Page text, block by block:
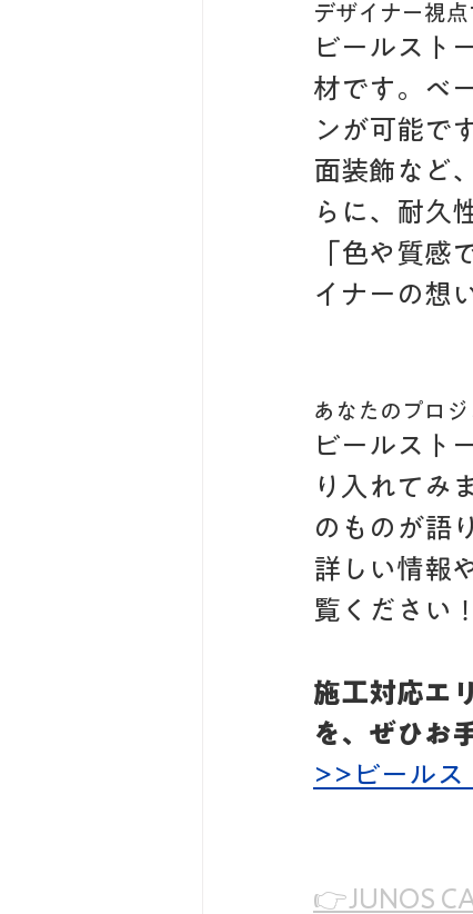
デザイナー視
ビールスト
材です。ベ
ンが可能で
面装飾など、
らに、耐久
「色や質感
イナーの想
あなたのプロ
ビールスト
り入れてみ
のものが語
詳しい情報
覧ください！
施工対応エ
を、ぜひお
>>ビールス
👉JUNOS